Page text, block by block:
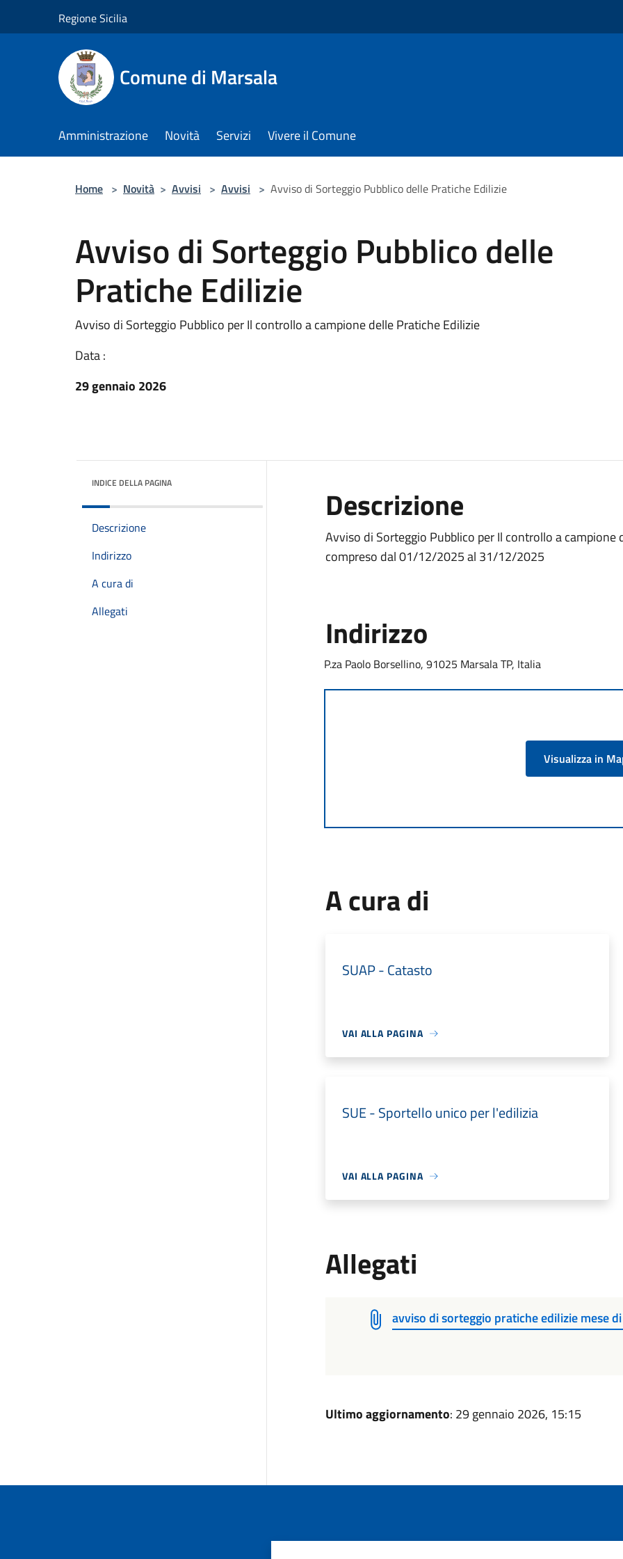
Regione Sicilia
Comune di Marsala
Amministrazione Novità Servizi Vivere il Comune
Home > Novità > Avvisi > Avvisi > Avviso di Sorteggio Pubblico delle Pratiche Edilizie
Avviso di Sorteggio Pubblico delle
Pratiche Edilizie
Avviso di Sorteggio Pubblico per Il controllo a campione delle Pratiche Edilizie
Data :
29 gennaio 2026
INDICE DELLA PAGINA
Descrizione
Indirizzo
A cura di
Allegati
Descrizione
Avviso di Sorteggio Pubblico per Il controllo a
compreso dal 01/12/2025 al 31/12/2025
Indirizzo
P.za Paolo Borsellino, 91025 Marsala TP, Italia
Visualizza in
A cura di
SUAP - Catasto
VAI ALLA PAGINA
SUE - Sportello unico per l'edilizia
VAI ALLA PAGINA
Allegati
avviso di sorteggio pratiche edilizie mese
Ultimo aggiornamento: 29 gennaio 2026, 15:15